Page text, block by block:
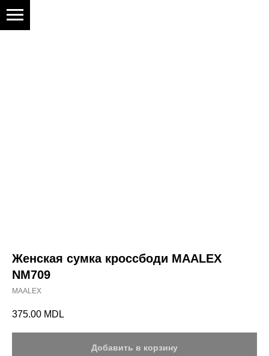
Женская сумка кроссбоди MAALEX
NM709
MAALEX
375.00 MDL
Добавить в корзину